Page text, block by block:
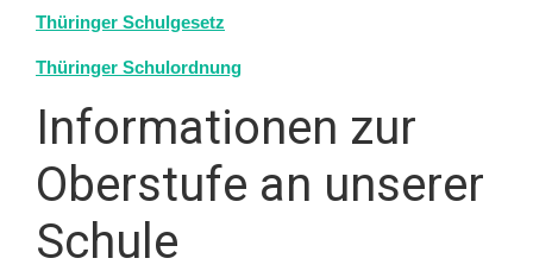
Thüringer Schulgesetz
Thüringer Schulordnung
Informationen zur
Oberstufe an unserer
Schule